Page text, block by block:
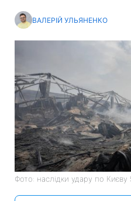
ВАЛЕРІЙ УЛЬЯНЕНКО
Фото: наслідки удару по